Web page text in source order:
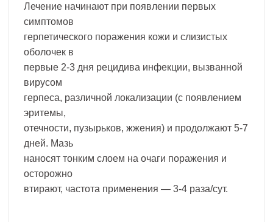
Лечение начинают при появлении первых
симптомов
герпетического поражения кожи и слизистых
оболочек в
первые 2-3 дня рецидива инфекции, вызванной
вирусом
герпеса, различной локализации (с появлением
эритемы,
отечности, пузырьков, жжения) и продолжают 5-7
дней. Мазь
наносят тонким слоем на очаги поражения и
осторожно
втирают, частота применения — 3-4 раза/сут.